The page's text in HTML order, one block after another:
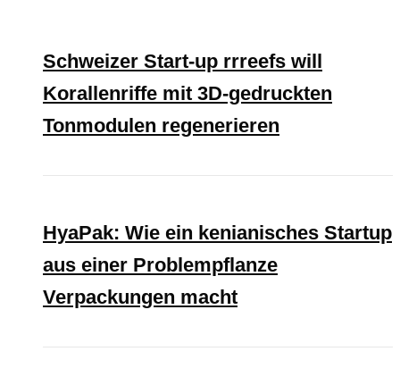
Schweizer Start-up rrreefs will
Korallenriffe mit 3D-gedruckten
Tonmodulen regenerieren
HyaPak: Wie ein kenianisches Startup
aus einer Problempflanze
Verpackungen macht